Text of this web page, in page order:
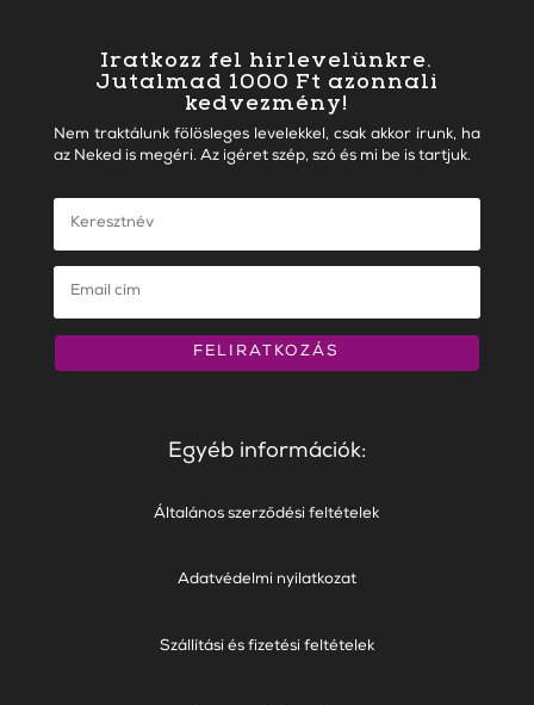
Iratkozz fel hírlevelünkre.
Jutalmad 1000 Ft azonnali
kedvezmény!
Nem traktálunk fölösleges levelekkel, csak akkor írunk, ha
az Neked is megéri. Az igéret szép, szó és mi be is tartjuk.
FELIRATKOZÁS
Egyéb információk:
Általános szerződési feltételek
Adatvédelmi nyilatkozat
Szállítási és fizetési feltételek